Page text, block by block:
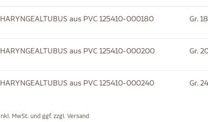
aus PVC 125410-000180 Gr. 18
aus PVC 125410-000200 Gr.
aus PVC 125410-000240 Gr. 24
MwSt. und ggf. zzgl. Versand